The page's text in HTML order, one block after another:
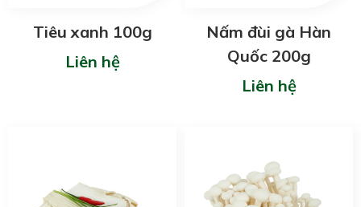
Tiêu xanh 100g
Liên hệ
Nấm đùi gà Hàn
Quốc 200g
Liên hệ